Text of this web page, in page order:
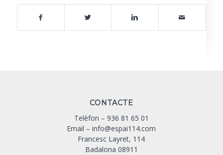
CONTACTE
Telèfon – 936 81 65 01
Email –info@espai114.com
Francesc Layret, 114
Badalona 08911